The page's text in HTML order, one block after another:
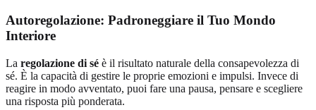
Autoregolazione: Padroneggiare il Tuo Mondo
Interiore
La regolazione di sé è il risultato naturale della consapevolezza di
sé. È la capacità di gestire le proprie emozioni e impulsi. Invece di
reagire in modo avventato, puoi fare una pausa, pensare e scegliere
una risposta più ponderata.